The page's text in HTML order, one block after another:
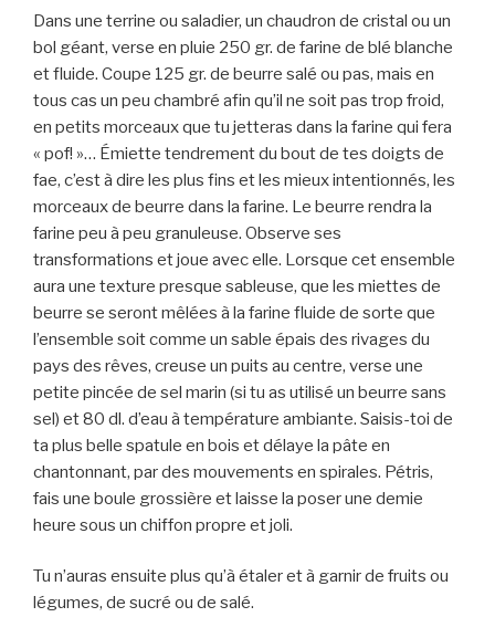
Dans une terrine ou saladier, un chaudron de cristal ou un
bol géant, verse en pluie 250 gr. de farine de blé blanche
et fluide. Coupe 125 gr. de beurre salé ou pas, mais en
tous cas un peu chambré afin qu’il ne soit pas trop froid,
en petits morceaux que tu jetteras dans la farine qui fera
« pof! »… Émiette tendrement du bout de tes doigts de
fae, c’est à dire les plus fins et les mieux intentionnés, les
morceaux de beurre dans la farine. Le beurre rendra la
farine peu à peu granuleuse. Observe ses
transformations et joue avec elle. Lorsque cet ensemble
aura une texture presque sableuse, que les miettes de
beurre se seront mêlées à la farine fluide de sorte que
l’ensemble soit comme un sable épais des rivages du
pays des rêves, creuse un puits au centre, verse une
petite pincée de sel marin (si tu as utilisé un beurre sans
sel) et 80 dl. d’eau à température ambiante. Saisis-toi de
ta plus belle spatule en bois et délaye la pâte en
chantonnant, par des mouvements en spirales. Pétris,
fais une boule grossière et laisse la poser une demie
heure sous un chiffon propre et joli.
Tu n’auras ensuite plus qu’à étaler et à garnir de fruits ou
légumes, de sucré ou de salé.